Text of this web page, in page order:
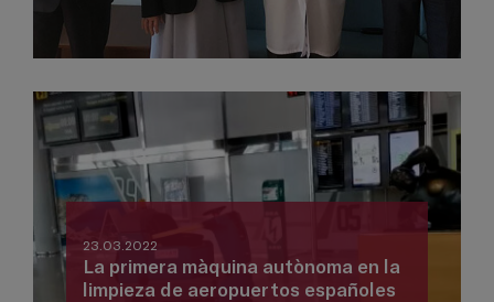
23.03.2022
La primera màquina autònoma en la
limpieza de aeropuertos españoles